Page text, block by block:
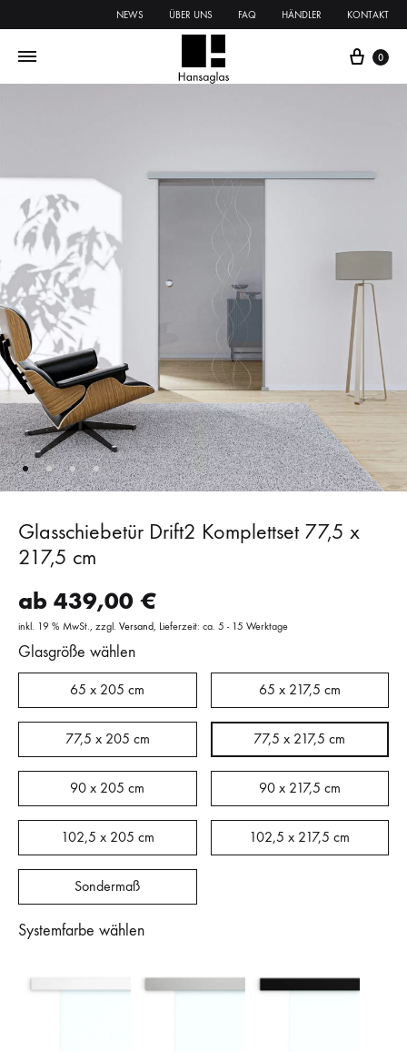
NEWS ÜBER UNS FAQ HÄNDLER KONTAKT
0
Glasschiebetür Drift2 Komplettset 77,5 x
217,5 cm
ab 439,00 €
inkl. 19 % MwSt. zzgl. Versand Lieferzeit: ca. 5 - 15 Werktage
Glasgröße wählen
65 x 205 cm 65 x 217,5 cm
77,5 x 205 cm 77,5 x 217,5 cm
90 x 205 cm 90 x 217,5 cm
102,5 x 205 cm 102,5 x 217,5 cm
Sondermaß
Systemfarbe wählen